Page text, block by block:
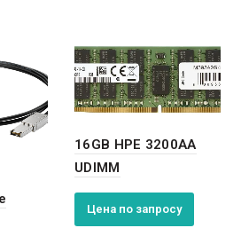
16GB HPE 3200AA
UDIMM
Цена по запросу